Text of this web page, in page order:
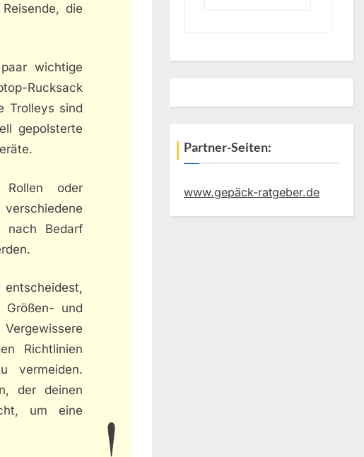
die
wichtige
Rucksack
Trolleys sind
gepolsterte
oder
nach Bedarf
Größen- und
Richtlinien
vermeiden.
der deinen
um eine
Partner-Seiten:
www.gepäck-ratgeber.de